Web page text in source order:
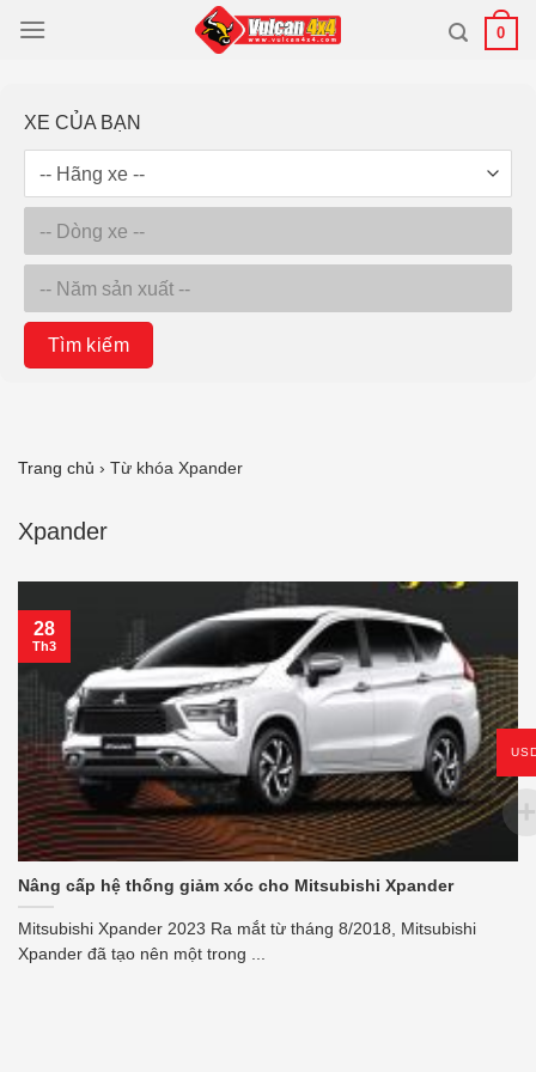
qua
0
XE CỦA BẠN
Tìm kiếm
Trang chủ › Từ khóa Xpander
Xpander
Nâng cấp hệ thống giảm xóc cho Mitsubishi Xpander
Mitsubishi Xpander 2023 Ra mắt từ tháng 8/2018, Mitsubishi
Xpander đã tạo nên một trong ...
28
Th3